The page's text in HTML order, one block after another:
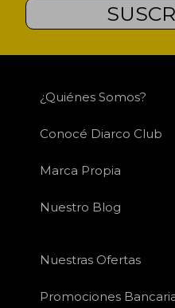
¿Quiénes Somos?
Conocé Diarco Club
Marca Propia
Nuestro Blog
Nuestras Ofertas
Promociones